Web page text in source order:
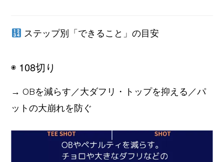
ステップ別「できること」の目安
◉ 108切り
→ OBを減らす／大ダフリ・トップを抑える／パ
ットの大崩れを防ぐ